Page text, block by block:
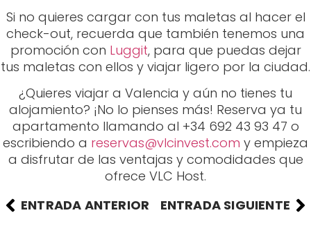
Si no quieres cargar con tus maletas al hacer el
check-out, recuerda que también tenemos una
promoción con Luggit, para que puedas dejar
tus maletas con ellos y viajar ligero por la ciudad.
¿Quieres viajar a Valencia y aún no tienes tu
alojamiento? ¡No lo pienses más! Reserva ya tu
apartamento llamando al +34 692 43 93 47 o
escribiendo a reservas@vlcinvest.com y empieza
a disfrutar de las ventajas y comodidades que
ofrece VLC Host.
ENTRADA ANTERIOR
ENTRADA SIGUIENTE